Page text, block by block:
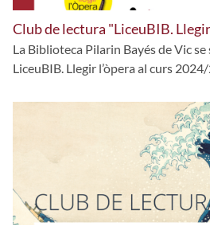
Club de lectura "LiceuBIB.
La Biblioteca Pilarin Bayés de Vic
LiceuBIB. Llegir l’òpera al curs 2024/